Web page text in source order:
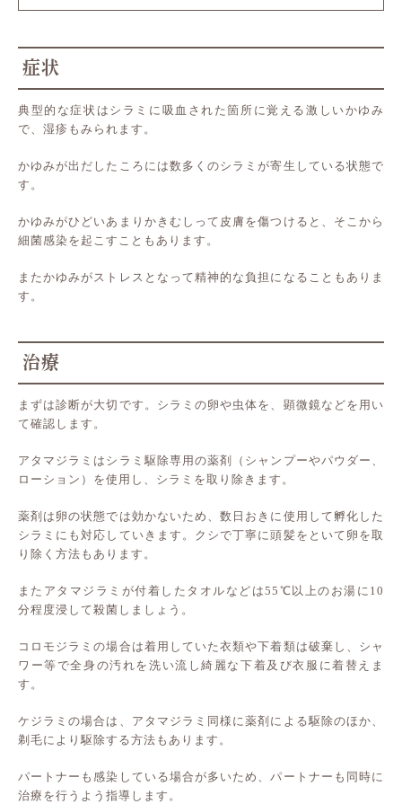
症状
典型的な症状はシラミに吸血された箇所に覚える激しいかゆみ
で、湿疹もみられます。
かゆみが出だしたころには数多くのシラミが寄生している状態で
す。
かゆみがひどいあまりかきむしって皮膚を傷つけると、そこから
細菌感染を起こすこともあります。
またかゆみがストレスとなって精神的な負担になることもありま
す。
治療
まずは診断が大切です。シラミの卵や虫体を、顕微鏡などを用い
て確認します。
アタマジラミはシラミ駆除専用の薬剤（シャンプーやパウダー、
ローション）を使用し、シラミを取り除きます。
薬剤は卵の状態では効かないため、数日おきに使用して孵化した
シラミにも対応していきます。クシで丁寧に頭髪をといて卵を取
り除く方法もあります。
またアタマジラミが付着したタオルなどは55℃以上のお湯に10
分程度浸して殺菌しましょう。
コロモジラミの場合は着用していた衣類や下着類は破棄し、シャ
ワー等で全身の汚れを洗い流し綺麗な下着及び衣服に着替えま
す。
ケジラミの場合は、アタマジラミ同様に薬剤による駆除のほか、
剃毛により駆除する方法もあります。
パートナーも感染している場合が多いため、パートナーも同時に
治療を行うよう指導します。